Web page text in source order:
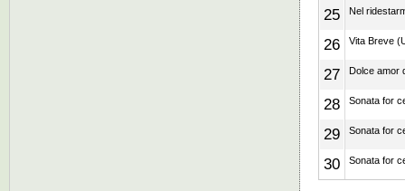
25 Nel
26 Vita Breve
27 Dolce amor
28 Sonata for
29 Sonata for
30 Sonata for